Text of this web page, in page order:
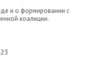
и о формировании с
коалиции.